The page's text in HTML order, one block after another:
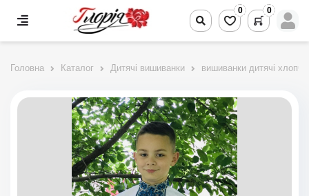
0 0
Головна Каталог Дитячі вишиванки вишиванки дитячі